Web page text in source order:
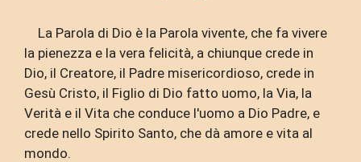
La Parola di Dio è la Parola vivente, che fa vivere
la pienezza e la vera felicità, a chiunque crede in
Dio, il Creatore, il Padre misericordioso, crede in
Gesù Cristo, il Figlio di Dio fatto uomo, la Via, la
Verità e il Vita che conduce l'uomo a Dio Padre, e
crede nello Spirito Santo, che dà amore e vita al
mondo.